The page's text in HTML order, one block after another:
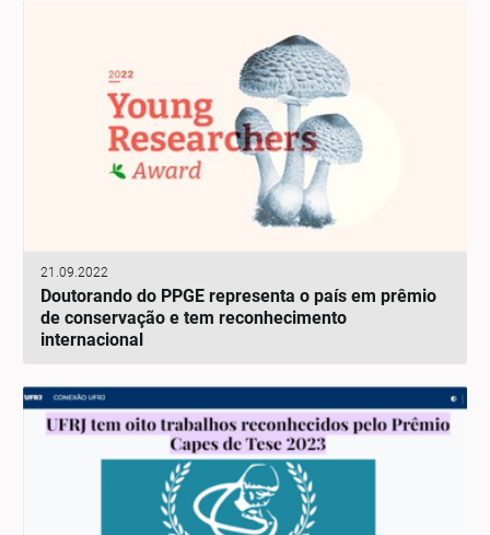
21.09.2022
Doutorando do PPGE representa o país em prêmio
de conservação e tem reconhecimento
internacional